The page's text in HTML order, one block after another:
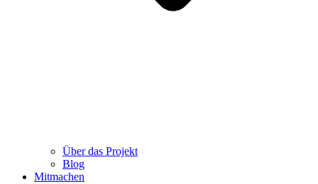
Über das Projekt
Blog
Mitmachen